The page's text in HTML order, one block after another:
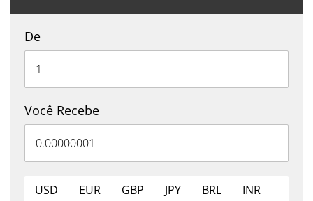
De
Você Recebe
USD EUR GBP JPY BRL
INR